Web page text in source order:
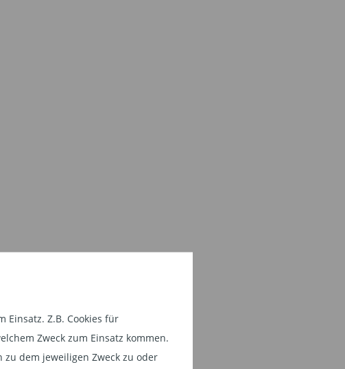
Einsatz. Z.B. Cookies für
Zweck zum Einsatz kommen.
dem jeweiligen Zweck zu oder